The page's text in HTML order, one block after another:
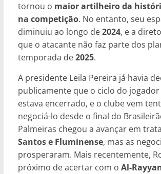
tornou o maior artilheiro da
na competição. No entanto, seu
diminuiu ao longo de2024, e a
que o atacante não faz parte dos
temporada de2025.
A presidente Leila Pereira já havia
publicamente que o ciclo do
estava encerrado, e o clube vem
negociá-lo desde o final do
Palmeiras chegou a avançar em
Santos e Fluminense, mas as
prosperaram. Mais recentemente,
próximo de acertar com o Al-